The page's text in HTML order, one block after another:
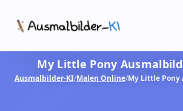
Ausmalbilder
My Little Pony
Ausmalbilder-KI/Malen Online/My Little Pony